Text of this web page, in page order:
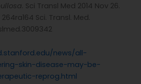
. Sci Transl Med 2014 Nov 26.
Sci. Transl. Med.
news/all-
skin-disease-may-be-
reprog.html